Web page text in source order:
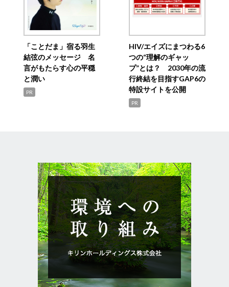
「ことだま」宿る羽生
結弦のメッセージ 名
言がもたらす心の平穏
と潤い
PR
HIV/エイズにまつわる6
つの“理解のギャッ
プ”とは？ 2030年の流
行終結を目指すGAP6の
特設サイトを公開
PR